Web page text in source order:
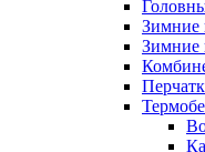
Зимние
Зимние